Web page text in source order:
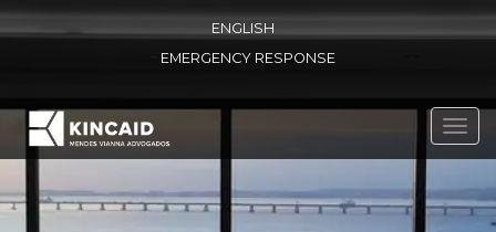
ENGLISH
EMERGENCY RESPONSE